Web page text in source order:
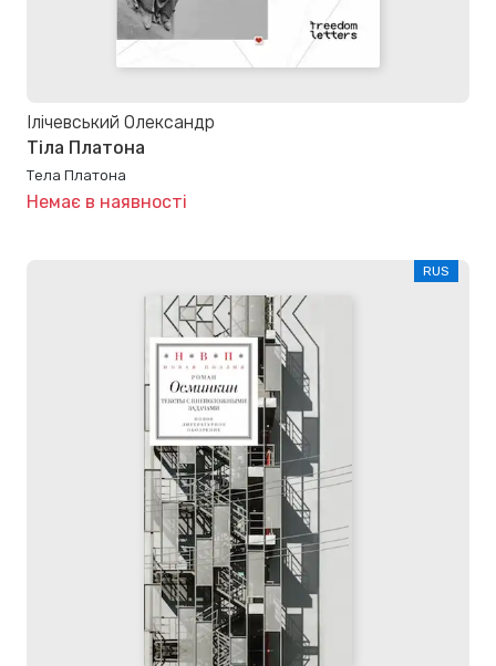
Ілічевський Олександр
Тіла Платона
Тела Платона
Немає в наявності
RUS